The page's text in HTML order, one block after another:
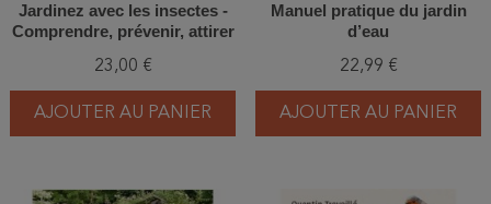
Jardinez avec les insectes -
Comprendre, prévenir, attirer
au jardin
23,00 €
AJOUTER AU PANIER
Manuel pratique du jardin
d’eau
22,99 €
AJOUTER AU PANIER